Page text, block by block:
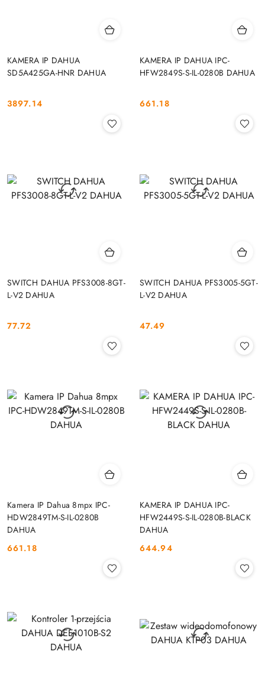
KAMERA IP DAHUA
SD5A425GA-HNR DAHUA
Cena:
3897.14
KAMERA IP DAHUA IPC-
HFW2849S-S-IL-0280B DAHUA
Cena:
661.18
SWITCH DAHUA PFS3008-8GT-
L-V2 DAHUA
Cena:
77.72
SWITCH DAHUA PFS3005-5GT-
L-V2 DAHUA
Cena:
47.49
Kamera IP Dahua 8mpx IPC-
HDW2849TM-S-IL-0280B
DAHUA
Cena:
661.18
KAMERA IP DAHUA IPC-
HFW2449S-S-IL-0280B-BLACK
DAHUA
Cena:
644.94